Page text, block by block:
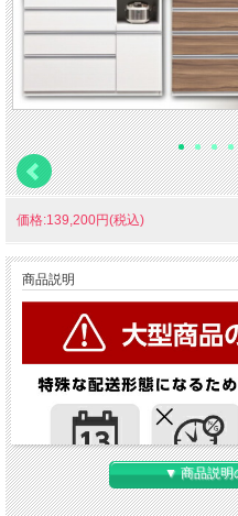
価格:139,200円(税込)
商品説明
▼ 商品説明